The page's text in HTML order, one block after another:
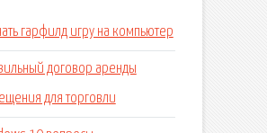
гарфилд игру на компьютер
договор аренды
для торговли